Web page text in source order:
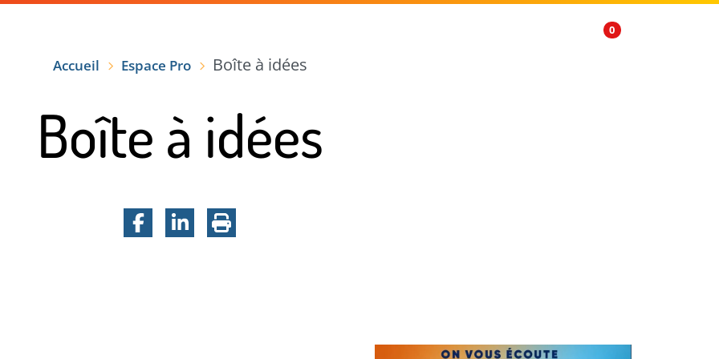
0
Accueil Espace Pro Boîte à idées
Boîte à idées
Facebook
LinkedInImprimer la page